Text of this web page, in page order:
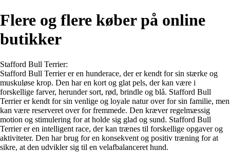
Flere og flere køber på online
butikker
Stafford Bull Terrier:
Stafford Bull Terrier er en hunderace, der er kendt for sin stærke og
muskuløse krop. Den har en kort og glat pels, der kan være i
forskellige farver, herunder sort, rød, brindle og blå. Stafford Bull
Terrier er kendt for sin venlige og loyale natur over for sin familie, men
kan være reserveret over for fremmede. Den kræver regelmæssig
motion og stimulering for at holde sig glad og sund. Stafford Bull
Terrier er en intelligent race, der kan trænes til forskellige opgaver og
aktiviteter. Den har brug for en konsekvent og positiv træning for at
sikre, at den udvikler sig til en velafbalanceret hund.